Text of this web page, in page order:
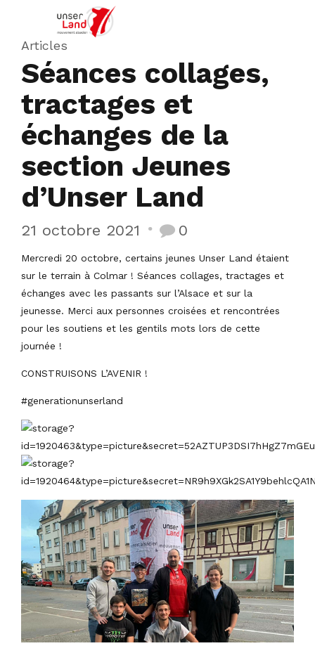
Articles
Séances collages,
tractages et
échanges de la
section Jeunes
d’Unser Land
21 octobre 2021 0
Mercredi 20 octobre, certains jeunes Unser Land étaient
sur le terrain à Colmar ! Séances collages, tractages et
échanges avec les passants sur l’Alsace et sur la
jeunesse. Merci aux personnes croisées et rencontrées
pour les soutiens et les gentils mots lors de cette
journée !
CONSTRUISONS L’AVENIR !
#generationunserland